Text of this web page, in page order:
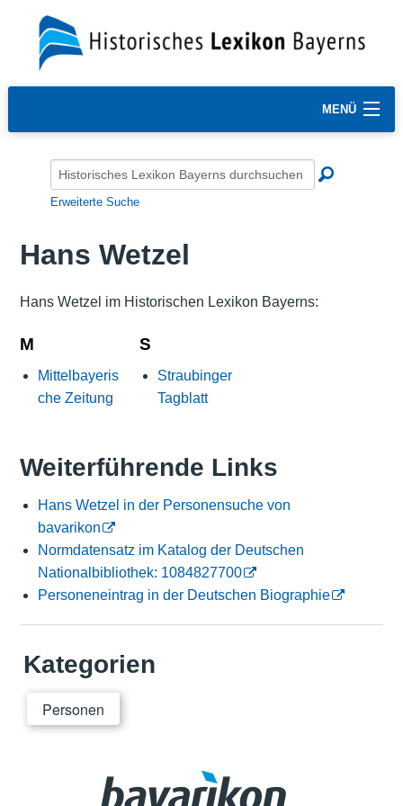
MENÜ
Erweiterte Suche
Hans Wetzel
Hans Wetzel im Historischen Lexikon Bayerns:
M
Mittelbayeris
che Zeitung
S
Straubinger
Tagblatt
Weiterführende Links
Hans Wetzel in der Personensuche von
bavarikon
Normdatensatz im Katalog der Deutschen
Nationalbibliothek: 1084827700
Personeneintrag in der Deutschen Biographie
Kategorien
Personen